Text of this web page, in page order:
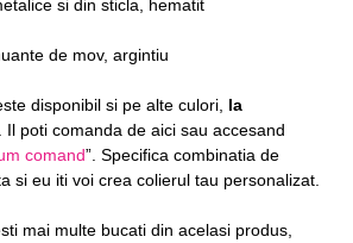
–
si din sticla, hematit
de mov, argintiu
disponibil si pe alte culori, la
Il poti comanda de aici sau accesand
comand”. Specifica combinatia de
si eu iti voi crea colierul tau personalizat.
mai multe bucati din acelasi produs,